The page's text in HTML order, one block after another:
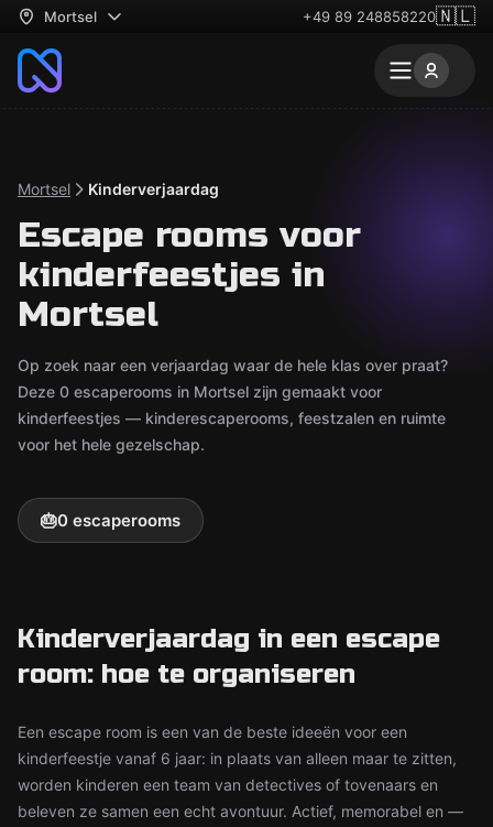
Mortsel +49 89 248858220🇳🇱
Mortsel Kinderverjaardag
Escape rooms voor
kinderfeestjes in
Mortsel
Op zoek naar een verjaardag waar de hele klas over praat?
Deze 0 escaperooms in Mortsel zijn gemaakt voor
kinderfeestjes — kinderescaperooms, feestzalen en ruimte
voor het hele gezelschap.
🎂0 escaperooms
Kinderverjaardag in een escape
room: hoe te organiseren
Een escape room is een van de beste ideeën voor een
kinderfeestje vanaf 6 jaar: in plaats van alleen maar te zitten,
worden kinderen een team van detectives of tovenaars en
beleven ze samen een echt avontuur. Actief, memorabel en —